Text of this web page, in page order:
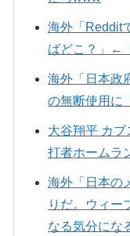
海外「Reddit
ばどこ？」←
海外「日本政
の無断使用に
大谷翔平 カ
打者ホーム
海外「日本の
りだ。ウィー
なる気分にな